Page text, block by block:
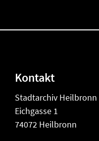
Kontakt
Stadtarchiv Heilbronn
Eichgasse 1
74072 Heilbronn